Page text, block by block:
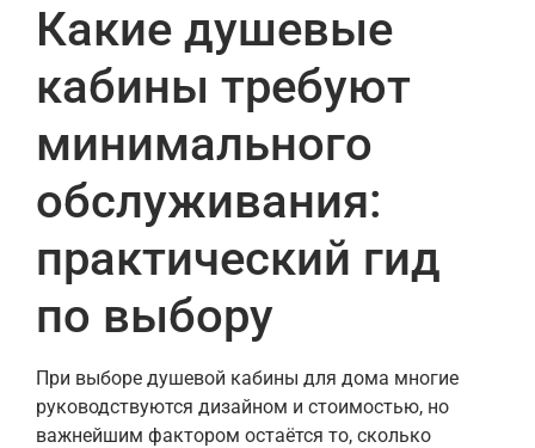
Какие душевые
кабины требуют
минимального
обслуживания:
практический гид
по выбору
При выборе душевой кабины для дома многие
руководствуются дизайном и стоимостью, но
важнейшим фактором остаётся то, сколько